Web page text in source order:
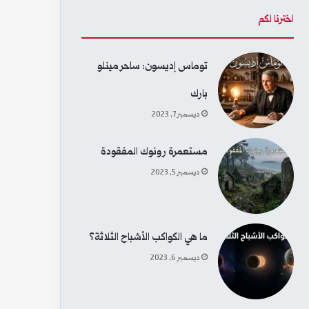
ث
ع
اخترنا لكم
توماس إديسون: ساحر مينلو
بارك
ديسمبر 7, 2023
مستعمرة رونوك المفقودة
ديسمبر 5, 2023
ما هي الكواكب الأشباح الثلاثة؟
ديسمبر 6, 2023